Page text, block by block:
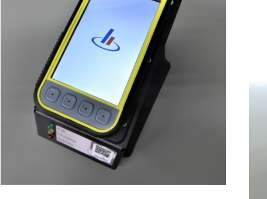
Smartcontrol PDA
Protokollbasierte Test- und
Diagnosesysteme
Test- und Diagnosegeräte für elektrische
Messgrößen
Kleinprüfgeräte